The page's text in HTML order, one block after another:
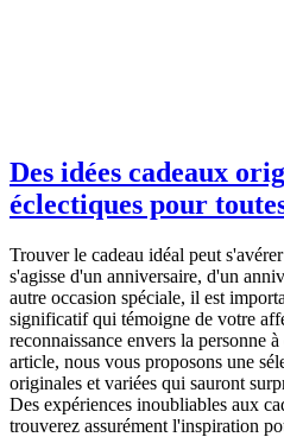
Des idées cadeaux
éclectiques pour
Trouver le cadeau idéal peut
s'agisse d'un anniversaire, d'un
autre occasion spéciale, il est
significatif qui témoigne de votre
reconnaissance envers la personne
article, nous vous proposons une
originales et variées qui sauront
Des expériences inoubliables aux
trouverez assurément l'inspiration